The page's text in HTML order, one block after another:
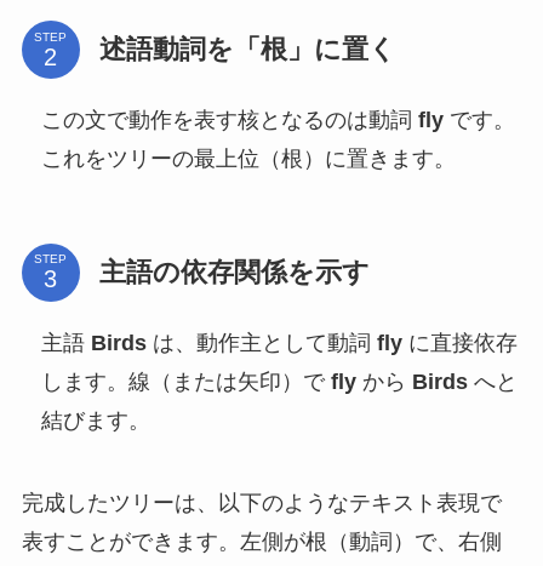
STEP 述語動詞を「根」に置く
この文で動作を表す核となるのは動詞 flyです。
これをツリーの最上位（根）に置きます。
STEP 主語の依存関係を示す
主語 Birdsは、動作主として動詞 flyに直接依存
します。線（または矢印）で flyから Birdsへと
結びます。
完成したツリーは、以下のようなテキスト表現で
表すことができます。左側が根（動詞）で、右側